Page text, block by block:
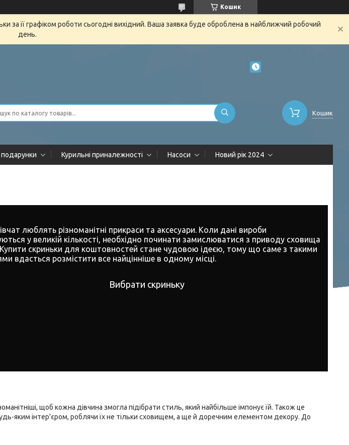
Кошик
за її графіком роботи сьогодні вихідний. Ваша заявка буде оброблена в найближчий робочий
день.
Кошик
подарунки Курильні приналежності Насоси Новий рік 2024
люблять різноманітні прикраси та аксесуари. Коли дані вироби
у великій кількості, необхідно починати замислюватися з приводу сховища
скриньки для коштовностей стане чудовою ідеєю, тому що саме з такими
вдасться розмістити все найцінніше в одному місці.
Вибрати скриньку
щоб кожна дівчина змогла підібрати стиль, який найбільше імпонує їй. Також це
яким інтер'єром, роблячи їх не тільки сховищем, а ще й доречним елементом декору. До